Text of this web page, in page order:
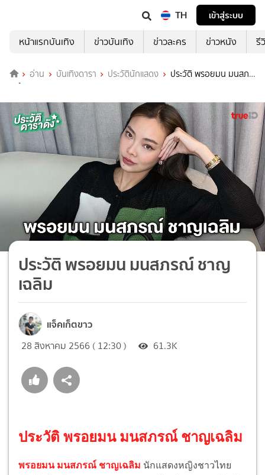
TH
เข้าสู่ระบบ
หน้าแรกบันเทิง
ข่าวบันเทิง ข่าวละคร ข่าวหนัง รี
อ่าน บันเทิงดารา ประวัตินักแสดง
ประวัติ พรอยมน มนสภ
รณ์ ชาญเฉลิม
ประวัติ พรอยมน มนสภรณ์ ชาญ
เฉลิม
แจ็คเก็ตขาว
28 สิงหาคม 2566 ( 12:30 ) 61.3K
ประวัติ พรอยมน มนสภรณ์ ชาญเฉลิม
พรอยมน มนสภรณ์ ชาญเฉลิม นักแสดงหญิงชาวไทย